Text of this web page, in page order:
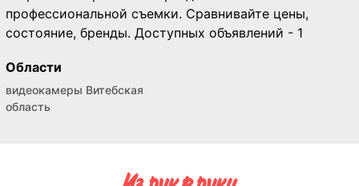
профессиональной съемки. Сравнивайте цены,
состояние, бренды. Доступных объявлений - 1
Области
видеокамеры Витебская
область